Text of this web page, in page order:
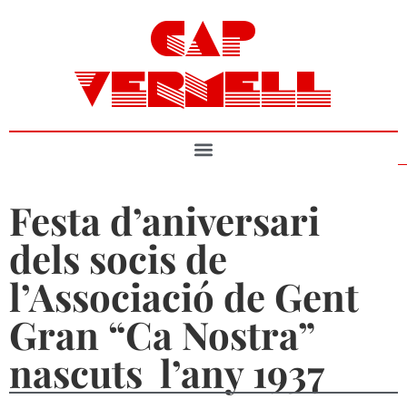
CAP
VERMELL
Festa d’aniversari
dels socis de
l’Associació de Gent
Gran “Ca Nostra”
nascuts l’any 1937